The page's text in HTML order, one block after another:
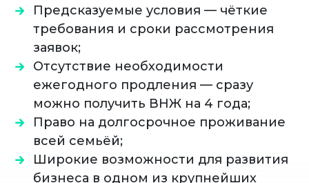
Предсказуемые условия — чёткие
требования и сроки рассмотрения
заявок;
Отсутствие необходимости
ежегодного продления — сразу
можно получить ВНЖ на 4 года;
Право на долгосрочное проживание
всей семьёй;
Широкие возможности для развития
бизнеса в одном из крупнейших